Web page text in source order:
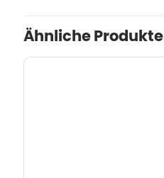
Ähnliche Produkte